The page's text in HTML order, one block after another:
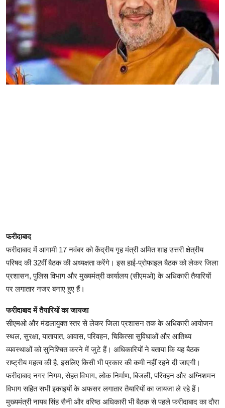
फरीदाबाद
फरीदाबाद में आगामी 17 नवंबर को केंद्रीय गृह मंत्री अमित शाह उत्तरी क्षेत्रीय
परिषद की 32वीं बैठक की अध्यक्षता करेंगे। इस हाई-प्रोफाइल बैठक को लेकर जिला
प्रशासन, पुलिस विभाग और मुख्यमंत्री कार्यालय (सीएमओ) के अधिकारी तैयारियों
पर लगातार नजर बनाए हुए हैं।
फरीदाबाद में तैयारियों का जायजा
सीएमओ और मंडलायुक्त स्तर से लेकर जिला प्रशासन तक के अधिकारी आयोजन
स्थल, सुरक्षा, यातायात, आवास, परिवहन, चिकित्सा सुविधाओं और आतिथ्य
व्यवस्थाओं को सुनिश्चित करने में जुटे हैं। अधिकारियों ने बताया कि यह बैठक
राष्ट्रीय महत्व की है, इसलिए किसी भी प्रकार की कमी नहीं रहने दी जाएगी।
फरीदाबाद नगर निगम, सेहत विभाग, लोक निर्माण, बिजली, परिवहन और अग्निशमन
विभाग सहित सभी इकाइयों के अफसर लगातार तैयारियों का जायजा ले रहे हैं।
मुख्यमंत्री नायब सिंह सैनी और वरिष्ठ अधिकारी भी बैठक से पहले फरीदाबाद का दौरा